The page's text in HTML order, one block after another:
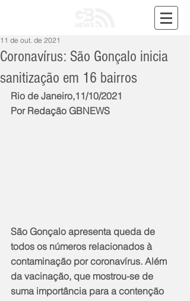
Coronavírus: São Gonçalo inicia
sanitização em 16 bairros
11 de out. de 2021
Rio de Janeiro,11/10/2021
Por Redação GBNEWS
São Gonçalo apresenta queda de
todos os números relacionados à
contaminação por coronavírus. Além
da vacinação, que mostrou-se de
suma importância para a contenção